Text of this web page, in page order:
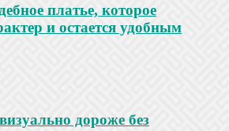
платье, которое
и остается удобным
дороже без